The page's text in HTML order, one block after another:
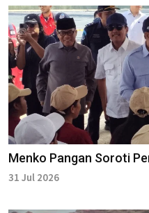
Menko Pangan Soroti
31 Jul 2026